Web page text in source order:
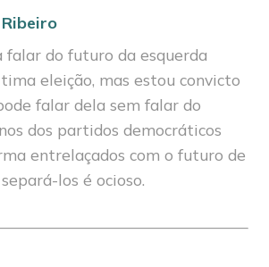
falar do futuro da esquerda
eleição, mas estou convicto
falar dela sem falar do
dos partidos democráticos
entrelaçados com o futuro de
los é ocioso.